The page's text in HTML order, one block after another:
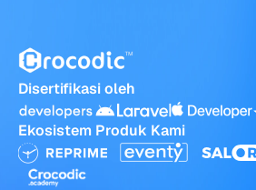
Disertifikasi oleh
Ekosistem Produk Kami